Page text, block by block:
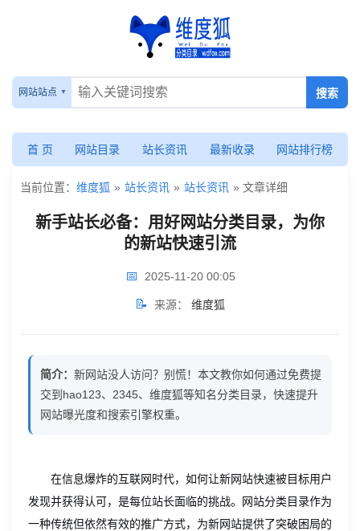
新
手
站
长
必
用
网
类
目
为
你
网站站点
首 页 网站目录 站长资讯 最新收录 网站排行榜
当前位置： 维度狐 » 站长资讯 » 站长资讯 » 文章详细
新手站长必备：用好网站分类目录，为你
的新站快速引流
📅 2025-11-20 00:05
📝 来源： 维度狐
简介： 新网站没人访问？别慌！本文教你如何通过免费提
交到hao123、2345、维度狐等知名分类目录，快速提升
网站曝光度和搜索引擎权重。
在信息爆炸的互联网时代，如何让新网站快速被目标用户
发现并获得认可，是每位站长面临的挑战。网站分类目录作为
一种传统但依然有效的推广方式，为新网站提供了突破困局的